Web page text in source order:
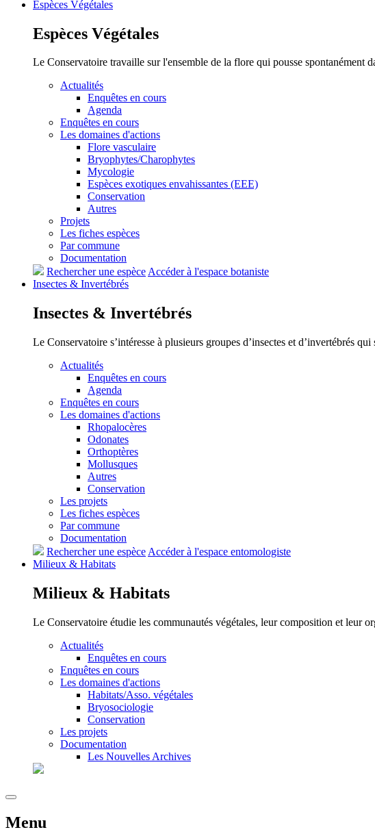
Espèces Végétales
Espèces Végétales
Le Conservatoire travaille sur l'ensemble de la flore qui pousse spontanément
Actualités
Enquêtes en cours
Agenda
Enquêtes en cours
Les domaines d'actions
Flore vasculaire
Bryophytes/Charophytes
Mycologie
Espèces exotiques envahissantes (EEE)
Conservation
Autres
Projets
Les fiches espèces
Par commune
Documentation
Rechercher une espèceAccéder à l'espace botaniste
Insectes & Invertébrés
Insectes & Invertébrés
Le Conservatoire s’intéresse à plusieurs groupes d’insectes et d’invertébrés
Actualités
Enquêtes en cours
Agenda
Enquêtes en cours
Les domaines d'actions
Rhopalocères
Odonates
Orthoptères
Mollusques
Autres
Conservation
Les projets
Les fiches espèces
Par commune
Documentation
Rechercher une espèce Accéder à l'espace entomologiste
Milieux & Habitats
Milieux & Habitats
Le Conservatoire étudie les communautés végétales, leur composition et leur
Actualités
Enquêtes en cours
Enquêtes en cours
Les domaines d'actions
Habitats/Asso. végétales
Bryosociologie
Conservation
Les projets
Documentation
Les Nouvelles Archives
Menu